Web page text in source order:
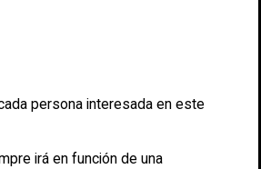
persona interesada en este
irá en función de una